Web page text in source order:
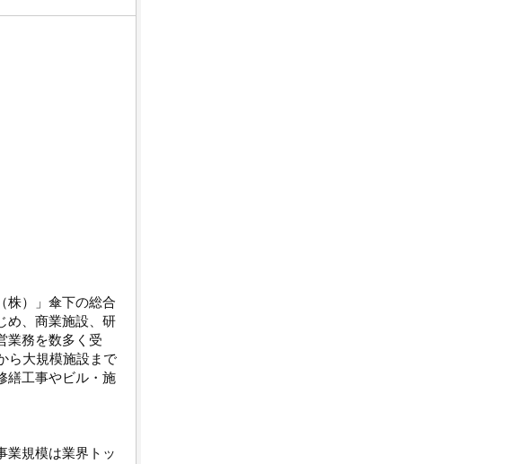
株）」傘下の総合
め、商業施設、研
業務を数多く受
ら大規模施設まで
繕工事やビル・施
業規模は業界トッ